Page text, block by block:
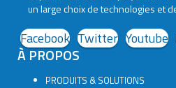
un large choix de technologies et
Facebook Twitter Youtube
À PROPOS
PRODUITS & SOLUTIONS